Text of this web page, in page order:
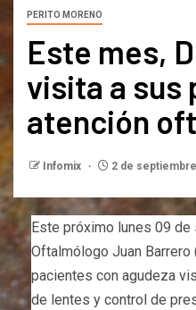
PERITO MORENO
Este mes,
visita a sus
atención
Infomix 2 de
Este próximo lunes 09
Oftalmólogo Juan
pacientes con agudeza
de lentes y control de